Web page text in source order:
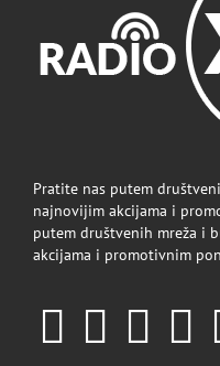
Pratite nas putem
najnovijim akcijama i
putem društvenih mreža i
akcijama i promotivnim